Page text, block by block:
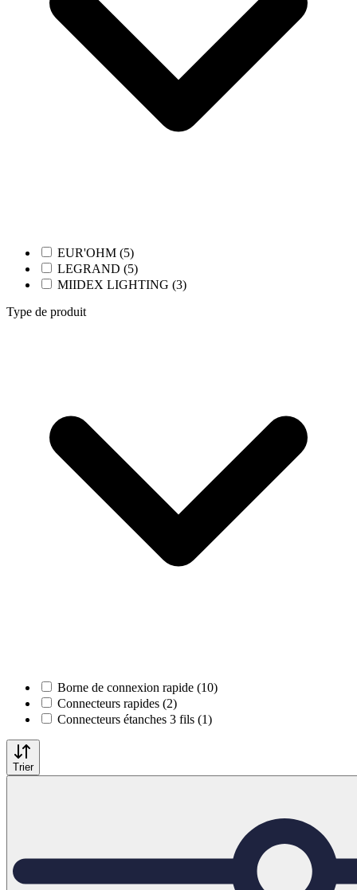
EUR'OHM (5)
LEGRAND (5)
MIIDEX LIGHTING (3)
Type de produit
Borne de connexion rapide (10)
Connecteurs rapides (2)
Connecteurs étanches 3 fils (1)
Trier